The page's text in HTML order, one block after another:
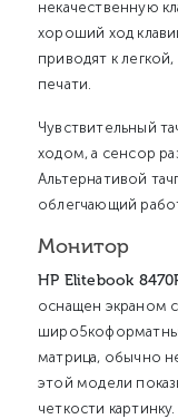
некачественную
хороший ход
приводят к
печати.
Чувствительный
ходом, а сенсор
Альтернативой
облегчающий
Монитор
HP Elitebook
оснащен экраном
матрица, обычно
этой модели
четкости